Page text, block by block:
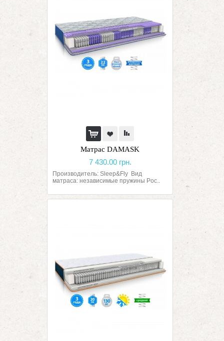
Матрас DAMASK
7 430.00 грн.
Производитель: Sleep&Fly Вид
матраса: независимые пружины Poc..